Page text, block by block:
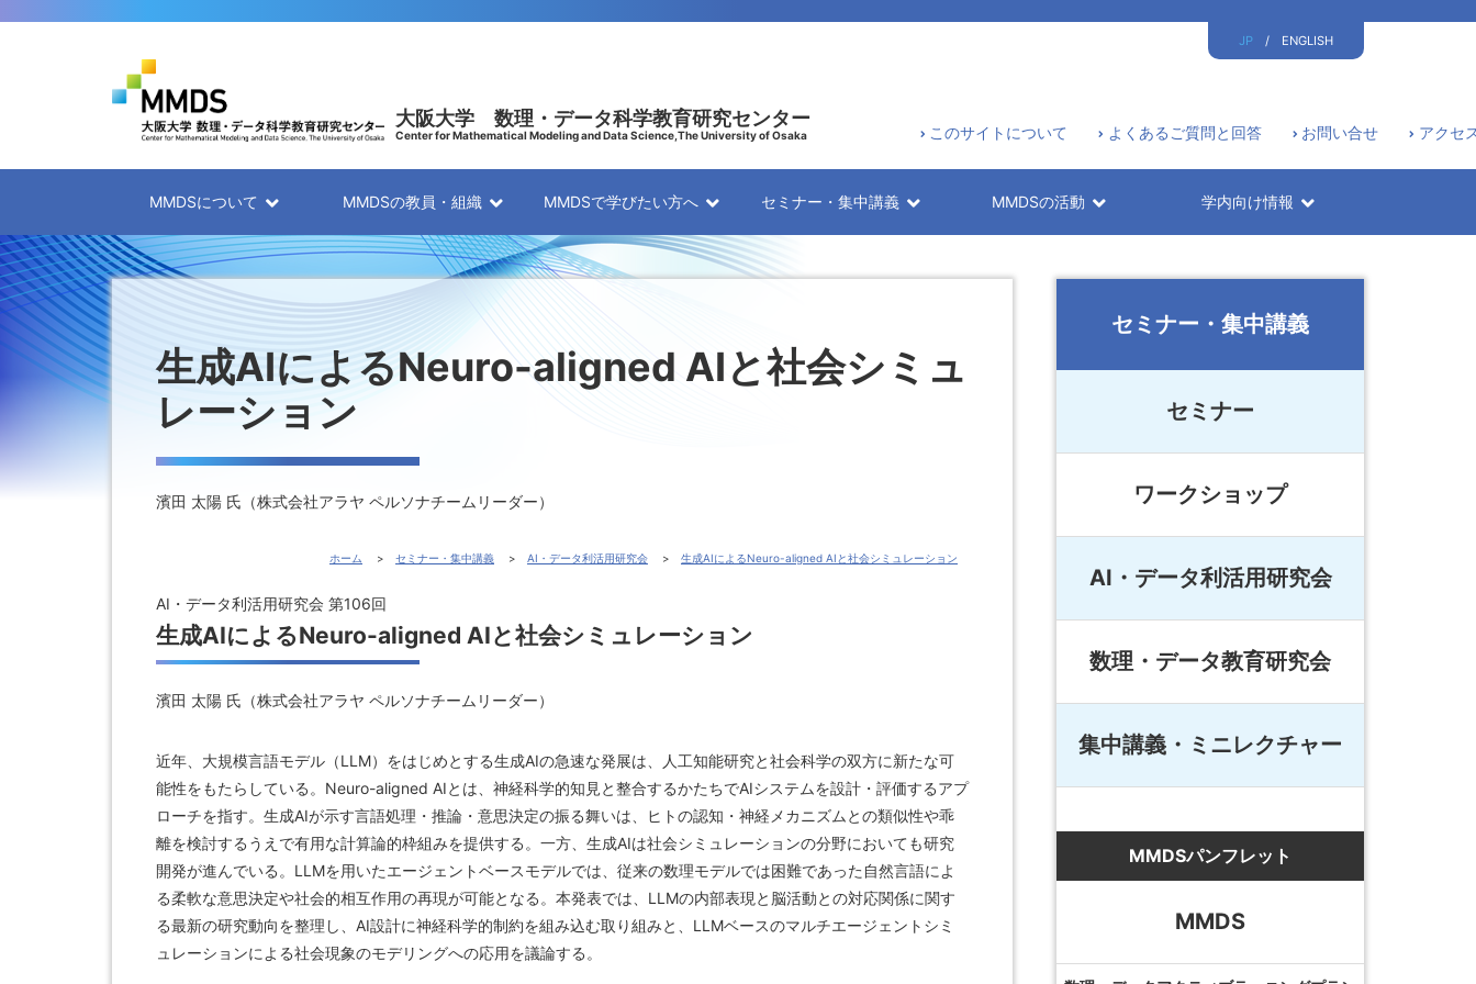
JP / ENGLISH
大阪大学 数理・データ科学教育研究センター
Center for Mathematical Modeling and Data Science,The University of Osaka このサイトについて よくあるご質問と回答 お問い合せ アクセ
MMDSについて MMDSの教員・組織 MMDSで学びたい方へ セミナー・集中講義 MMDSの活動 学内向け情報
生成AIによるNeuro-aligned AIと社会シミュ
レーション
濱田 太陽 氏（株式会社アラヤ ペルソナチームリーダー）
ホーム セミナー・集中講義 AI・データ利活用研究会 生成AIによるNeuro-aligned AIと社会シミュレーション
AI・データ利活用研究会 第106回
生成AIによるNeuro-aligned AIと社会シミュレーション
濱田 太陽 氏（株式会社アラヤ ペルソナチームリーダー）
近年、大規模言語モデル（LLM）をはじめとする生成AIの急速な発展は、人工知能研究と社会科学の双方に新たな可
能性をもたらしている。Neuro-aligned AIとは、神経科学的知見と整合するかたちでAIシステムを設計・評価するアプ
ローチを指す。生成AIが示す言語処理・推論・意思決定の振る舞いは、ヒトの認知・神経メカニズムとの類似性や乖
離を検討するうえで有用な計算論的枠組みを提供する。一方、生成AIは社会シミュレーションの分野においても研究
開発が進んでいる。LLMを用いたエージェントベースモデルでは、従来の数理モデルでは困難であった自然言語によ
る柔軟な意思決定や社会的相互作用の再現が可能となる。本発表では、LLMの内部表現と脳活動との対応関係に関す
る最新の研究動向を整理し、AI設計に神経科学的制約を組み込む取り組みと、LLMベースのマルチエージェントシミ
ュレーションによる社会現象のモデリングへの応用を議論する。
セミナー・集中講義
セミナー
ワークショップ
AI・データ利活用研究会
数理・データ教育研究会
集中講義・ミニレクチャー
MMDSパンフレット
MMDS